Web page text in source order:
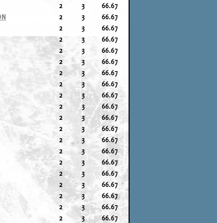
2 3
66.67
2 3
66.67
2 3
66.67
2 3
66.67
2 3
66.67
2 3
66.67
2 3
66.67
2 3
66.67
2 3
66.67
2 3
66.67
2 3
66.67
2 3
66.67
2 3
66.67
2 3
66.67
2 3
66.67
2 3
66.67
2 3
66.67
2 3
66.67
2 3
66.67
2 3
66.67